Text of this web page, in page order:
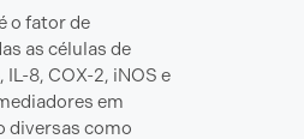
o fator de
as células de
8, COX-2, iNOS e
em
diversas como